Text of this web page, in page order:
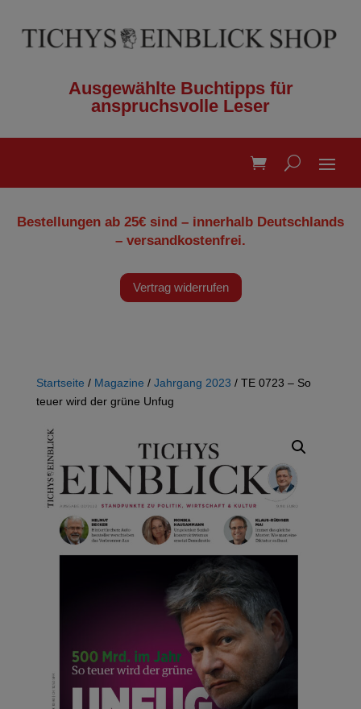
Ausgewählte Buchtipps für
anspruchsvolle Leser
Bestellungen ab 25€ sind – innerhalb Deutschlands
– versandkostenfrei.
Vertrag widerrufen
Startseite / Magazine / Jahrgang 2023 / TE 0723 – So
teuer wird der grüne Unfug